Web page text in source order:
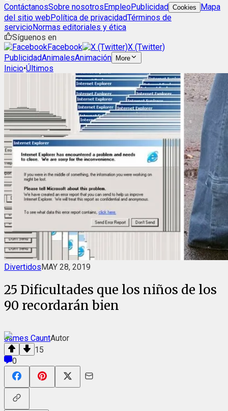
ContáctanosSobre nosotrosEmpleoPublicidad Cookies
Mapa
del sitio webPolítica de privacidadTérminos de
servicioNormas editoriales y ética
Síguenos en
Facebook
X (Twitter)
PublicidadAnimalesAnimación More
Inicio•Últimos
DivertidosMAY 28, 2019
25 Dificultades que los niños de los
90 recordarán bien
James CauntAutor
15
0